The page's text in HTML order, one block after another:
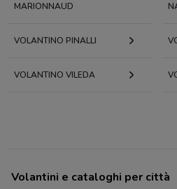
MARIONNAUD
VOLANTINO PINALLI
VOLANTINO VILEDA
Volantini e cataloghi per città